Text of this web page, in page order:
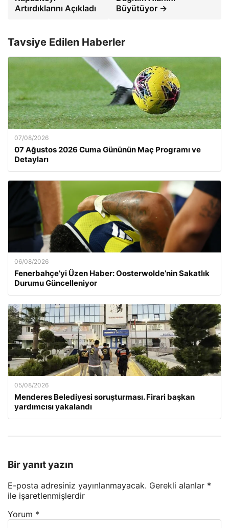
Artırdıklarını Açıkladı
Büyütüyor →
Tavsiye Edilen Haberler
07/08/2026
07 Ağustos 2026 Cuma Gününün Maç Programı ve
Detayları
06/08/2026
Fenerbahçe’yi Üzen Haber: Oosterwolde’nin Sakatlık
Durumu Güncelleniyor
05/08/2026
Menderes Belediyesi soruşturması. Firari başkan
yardımcısı yakalandı
Bir yanıt yazın
E-posta adresiniz yayınlanmayacak. Gerekli alanlar *
ile işaretlenmişlerdir
Yorum *